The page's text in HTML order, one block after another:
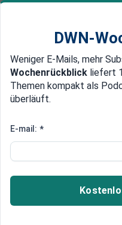
Newsticker MEIN
Edelmetalle
Jede zehnte Bank fällt durch
EZB nimmt
Rücksicht auf
in Süd-Europa
Beim
DWN-
Weniger E-Mails, mehr
Wochenrückblick liefert
Themen kompakt als
überläuft.
E-mail: *